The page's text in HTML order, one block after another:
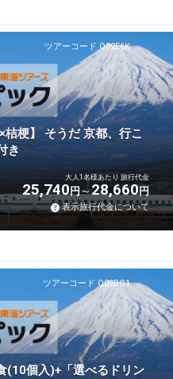
ツアーコード Q02E6K
梗】 そうだ 京都、行こ
き
大人1名様あたり 旅行代金
25,740円 28,660円
表示旅行代金について
ツアーコード Q02BG1
(10個入)+「選べるドリン